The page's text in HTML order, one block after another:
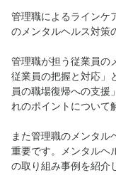
管理職によるラインケ
のメンタルヘルス対策
管理職が担う従業員の
従業員の把握と対応」
員の職場復帰への支援
れのポイントについて
また管理職のメンタル
重要です。メンタルヘ
の取り組み事例を紹介